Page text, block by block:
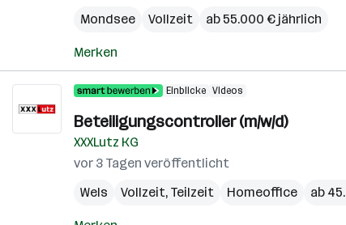
Mondsee
Vollzeit ab 55.000 € jährlich
Merken
Einblicke Videos
Beteiligungscontroller (m/w/d)
XXXLutz KG
vor 3 Tagen veröffentlicht
Wels
Vollzeit, Teilzeit Homeoffice ab